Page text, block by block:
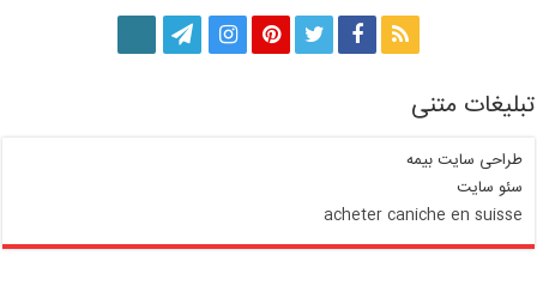
تبلیغات متنی
طراحی سایت بیمه
سئو سایت
acheter caniche en suisse